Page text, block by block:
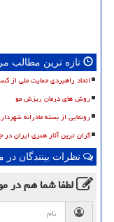
تازه ترین مطالب
اتحاد راهبردی حمایت ملی از
روش های درمان ریزش مو
رونمایی از بسته مادرانه
گران ترین آثار هنری ایران در
نظرات بینندگان
لطفا شما همدر